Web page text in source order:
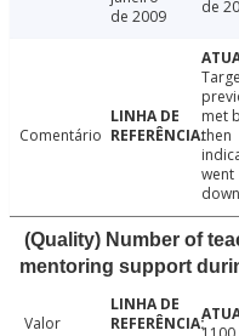
de 2009
de
Comentário
met
then
went
(Quality) Number of
mentoring support
Valor